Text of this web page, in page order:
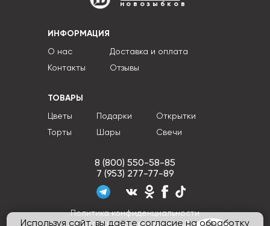
Используя сайт, вы даёте согласие на обработку
новозыбков
ИНФОРМАЦИЯ
О нас
Контакты
Доставка и оплата
Отзывы
ТОВАРЫ
Цветы
Торты
Подарки
Шары
Открытки
Свечи
8 (800) 550-58-85
7 (953) 277-77-89
Политика конфиденциальности
Согласие на обработку ПДн